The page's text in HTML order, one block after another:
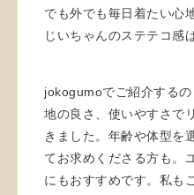
でも外でも毎日着たい心
じいちゃんのステテコ感
jokogumoでご紹介する
地の良さ、使いやすさで
きました。年齢や体型を
てお求めくださる方も。
にもおすすめです。私も